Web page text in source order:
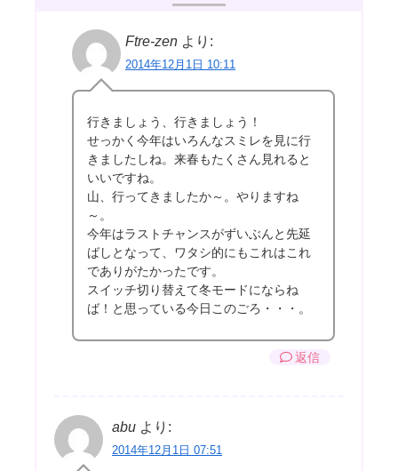
Ftre-zen より:
2014年12月1日 10:11
行きましょう、行きましょう！
せっかく今年はいろんなスミレを見に行
きましたしね。来春もたくさん見れると
いいですね。
山、行ってきましたか～。やりますね
～。
今年はラストチャンスがずいぶんと先延
ばしとなって、ワタシ的にもこれはこれ
でありがたかったです。
スイッチ切り替えて冬モードにならね
ば！と思っている今日このごろ・・・。
返信
abu より:
2014年12月1日 07:51